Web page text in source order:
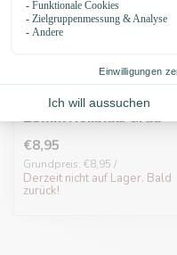
Biothane adapter
25mm Hellblau/Grau
€8,95
Grundpreis: €8,95 /
Derzeit nicht auf Lager. Bald
zurück!